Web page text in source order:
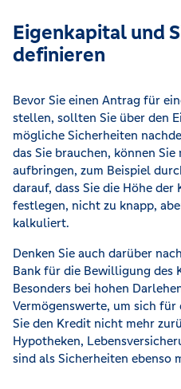
Eigenkapital und
definieren
Bevor Sie einen Antrag für
stellen, sollten Sie über den
mögliche Sicherheiten
das Sie brauchen, können
aufbringen, zum Beispiel
darauf, dass Sie die Höhe der
festlegen, nicht zu knapp,
kalkuliert.
Denken Sie auch darüber
Bank für die Bewilligung des
Besonders bei hohen
Vermögenswerte, um sich für
Sie den Kredit nicht mehr
Hypotheken,
sind als Sicherheiten ebenso